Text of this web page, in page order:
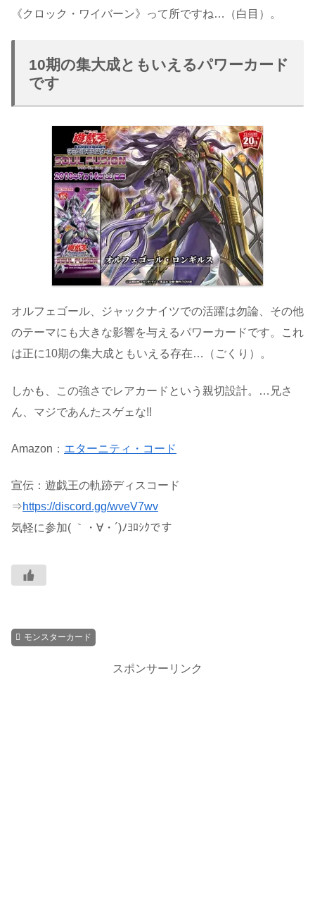
《クロック・ワイバーン》って所ですね…（白目）。
10期の集大成ともいえるパワーカード
です
オルフェゴール、ジャックナイツでの活躍は勿論、その他
のテーマにも大きな影響を与えるパワーカードです。これ
は正に10期の集大成ともいえる存在…（ごくり）。
しかも、この強さでレアカードという親切設計。…兄さ
ん、マジであんたスゲェな!!
Amazon： エターニティ・コード
宣伝：遊戯王の軌跡ディスコード
⇒https://discord.gg/wveV7wv
気軽に参加( ｀・∀・´)ﾉﾖﾛｼｸです
モンスターカード
スポンサーリンク